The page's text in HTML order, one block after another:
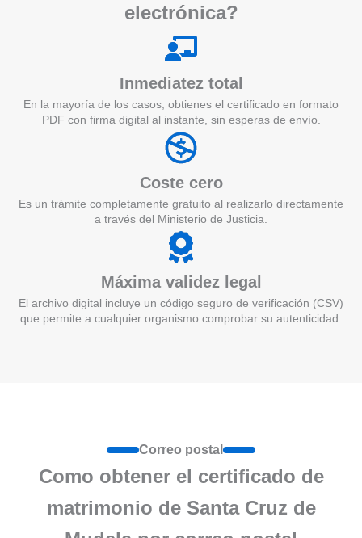
electrónica?
Inmediatez total
En la mayoría de los casos, obtienes el certificado en formato
PDF con firma digital al instante, sin esperas de envío.
Coste cero
Es un trámite completamente gratuito al realizarlo directamente
a través del Ministerio de Justicia.
Máxima validez legal
El archivo digital incluye un código seguro de verificación (CSV)
que permite a cualquier organismo comprobar su autenticidad.
Correo postal
Como obtener el certificado de
matrimonio de Santa Cruz de